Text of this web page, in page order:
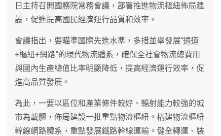
日主持召開國務院常務會議，部署推進物流樞紐佈局建
設，促進提高國民經濟運行品質和效率。
會議指出，要瞄準國際先進水準，多措並舉發展“通道
+樞紐+網路”的現代物流體系，確保全社會物流總費用
與國內生產總值比率明顯降低，提高經濟運行效率，促
進高品質發展。
為此，一要以區位和產業條件較好、輻射能力較強的城
市為載體，佈局建設一批重點物流樞紐。構建物流樞紐
幹線網路體系，重點發展鐵路幹線運輸。健全轉運、裝